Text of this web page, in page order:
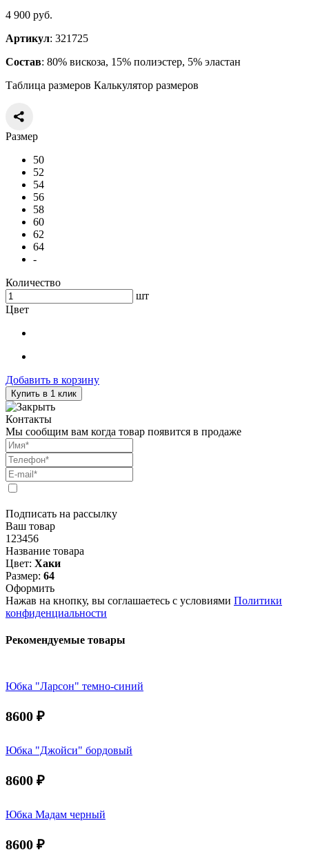
4 900 руб.
Артикул: 321725
Состав: 80% вискоза, 15% полиэстер, 5% эластан
Таблица размеров Калькулятор размеров
Размер
50
52
54
56
58
60
62
64
-
Количество
шт
Цвет
Добавить в корзину
Купить в 1 клик
Контакты
Мы сообщим вам когда товар появится в продаже
Подписать на рассылку
Ваш товар
123456
Название товара
Цвет: Хаки
Размер: 64
Оформить
Нажав на кнопку, вы соглашаетесь с условиями Политики
конфиденциальности
Рекомендуемые товары
Юбка "Ларсон" темно-синий
8600 ₽
Юбка "Джойси" бордовый
8600 ₽
Юбка Мадам черный
8600 ₽